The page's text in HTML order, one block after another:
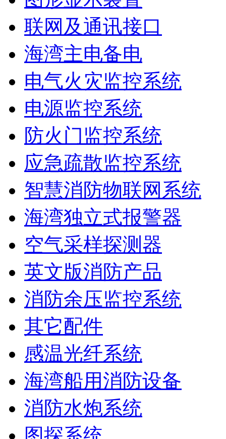
联网及通讯接口
海湾主电备电
电气火灾监控系统
电源监控系统
防火门监控系统
应急疏散监控系统
智慧消防物联网系统
海湾独立式报警器
空气采样探测器
英文版消防产品
消防余压监控系统
其它配件
感温光纤系统
海湾船用消防设备
消防水炮系统